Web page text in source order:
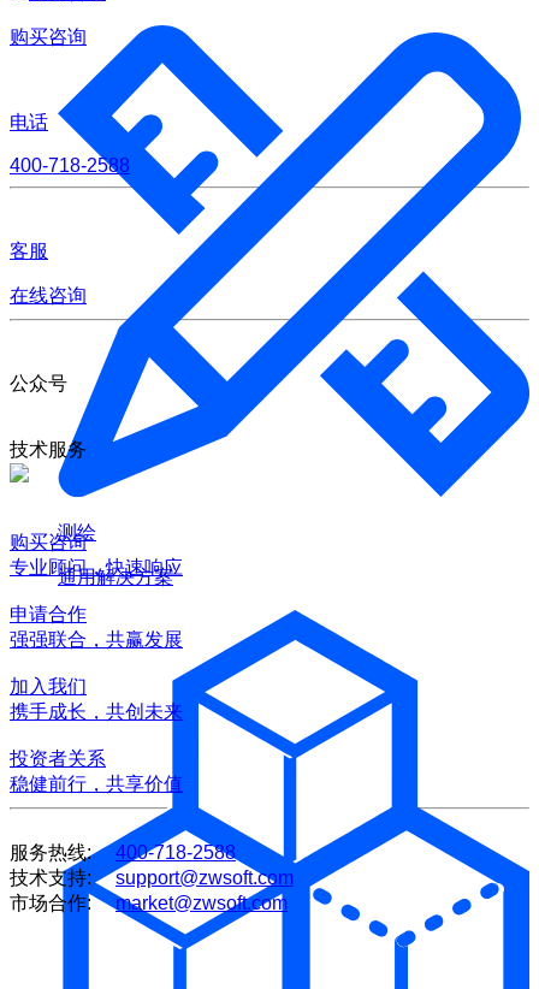
测绘
通用解决方案
购买咨询
电话
400-718-2588
客服
在线咨询
公众号
技术服务
购买咨询
专业顾问，快速响应
申请合作
强强联合，共赢发展
加入我们
携手成长，共创未来
投资者关系
稳健前行，共享价值
服务热线: 400-718-2588
技术支持: support@zwsoft.com
市场合作: market@zwsoft.com